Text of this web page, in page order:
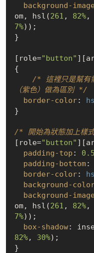
background-image
om, hsl(261 , 82%,
7%));
}
[role="button" ]
{
/* 這裡只是幫有
（紫色）做為區別 */
border-color:
}
/* 開始為狀態加上樣
[role="button" ]
padding-top :
padding-bottom:
border-color:
background-
background-image
om, hsl(261 , 82%,
7%));
box-shadow:
82%, 30%);
}